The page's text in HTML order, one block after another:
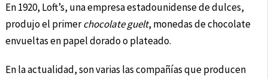
En 1920, Loft’s, una empresa estadounidense de dulces,
produjo el primerchocolate guelt, monedas de chocolate
envueltas en papel dorado o plateado.
En la actualidad, son varias las compañías que producen